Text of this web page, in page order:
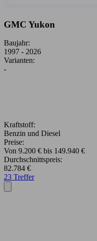
GMC Yukon
Baujahr:
1997 - 2026
Varianten:
-
Kraftstoff:
Benzin und Diesel
Preise:
Von 9.200 € bis 149.940 €
Durchschnittspreis:
82.784 €
23 Treffer